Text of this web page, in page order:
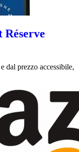
dal prezzo accessibile,